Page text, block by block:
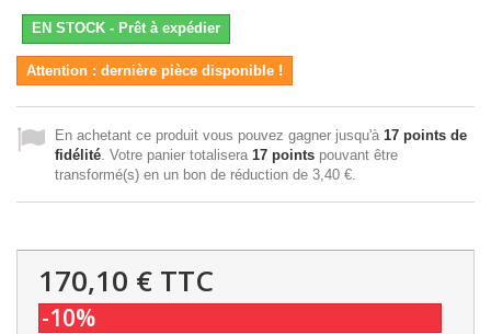
EN STOCK - Prêt à expédier
Attention : dernière pièce disponible !
En achetant ce produit vous pouvez gagner jusqu'à 17 points de
fidélité . Votre panier totalisera 17 points pouvant être
transformé(s) en un bon de réduction de 3,40 €
170,10 € TTC
-10%